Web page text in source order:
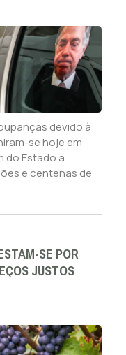
devido à
se hoje em
do Estado a
e centenas de
SE POR
JUSTOS